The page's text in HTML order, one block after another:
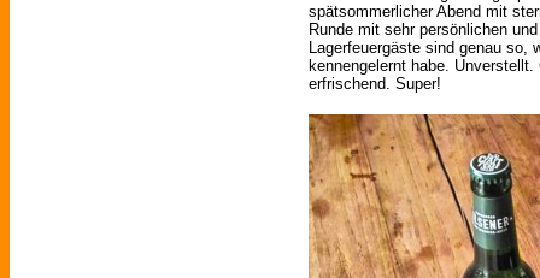
spätsommerlicher Abend mit
Runde mit sehr persönlichen
Lagerfeuergäste sind genau so,
kennengelernt habe.
erfrischend. Super!